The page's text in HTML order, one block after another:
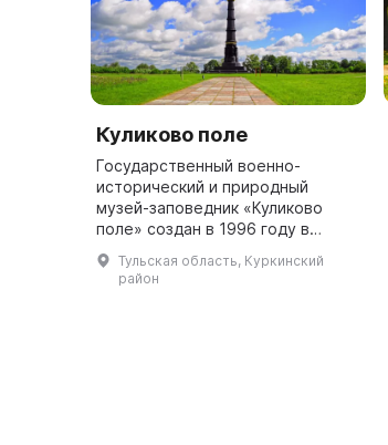
Куликово поле
Государственный военно-
исторический и природный
музей-заповедник «Куликово
поле» создан в 1996 году в
память об одном из величайших
сражений средневековья –
Куликовской битве. Победа на
Тульская область, Куркинский
район